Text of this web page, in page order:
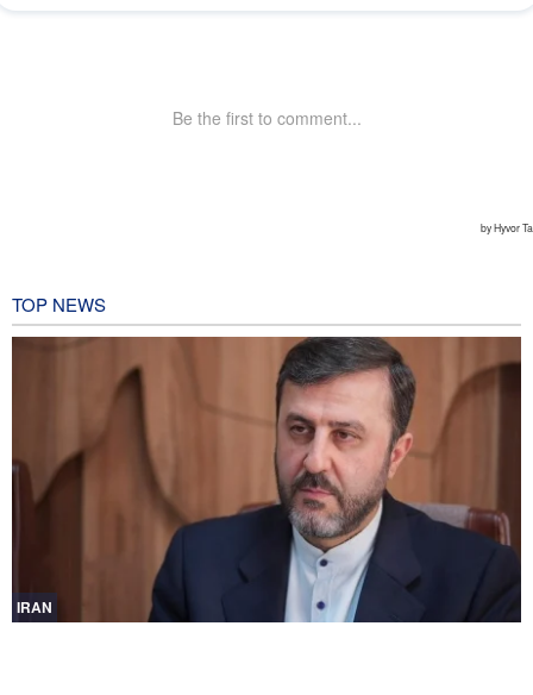
TOP NEWS
IRAN